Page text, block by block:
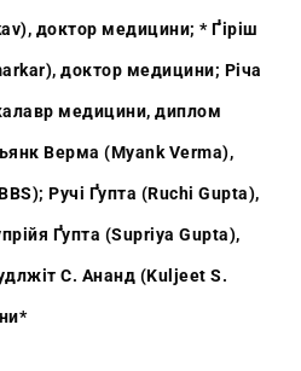
доктор медицини; * Ґіріш
доктор медицини; Річа
медицини, диплом
Верма (Myank Verma),
Ручі Ґупта (Ruchi Gupta),
Ґупта (Supriya Gupta),
С. Ананд (Kuljeet S.